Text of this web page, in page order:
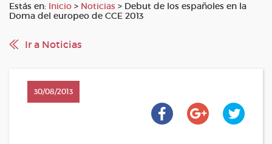
Estás en: Inicio > Noticias > Debut de los españoles en la
Doma del europeo de CCE 2013
Ir a Noticias
30/08/2013